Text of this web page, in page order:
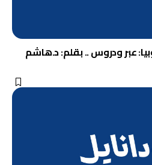
عبر ودروس .. بقلم: د.هاشم